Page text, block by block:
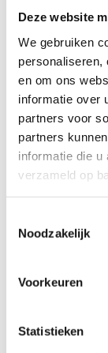
Deze website
We gebruiken
personaliseren,
en om ons
informatie over
partners voor
partners
informatie die u
verzameld op
Noodzakelijk
Voorkeuren
Statistieken
ligne